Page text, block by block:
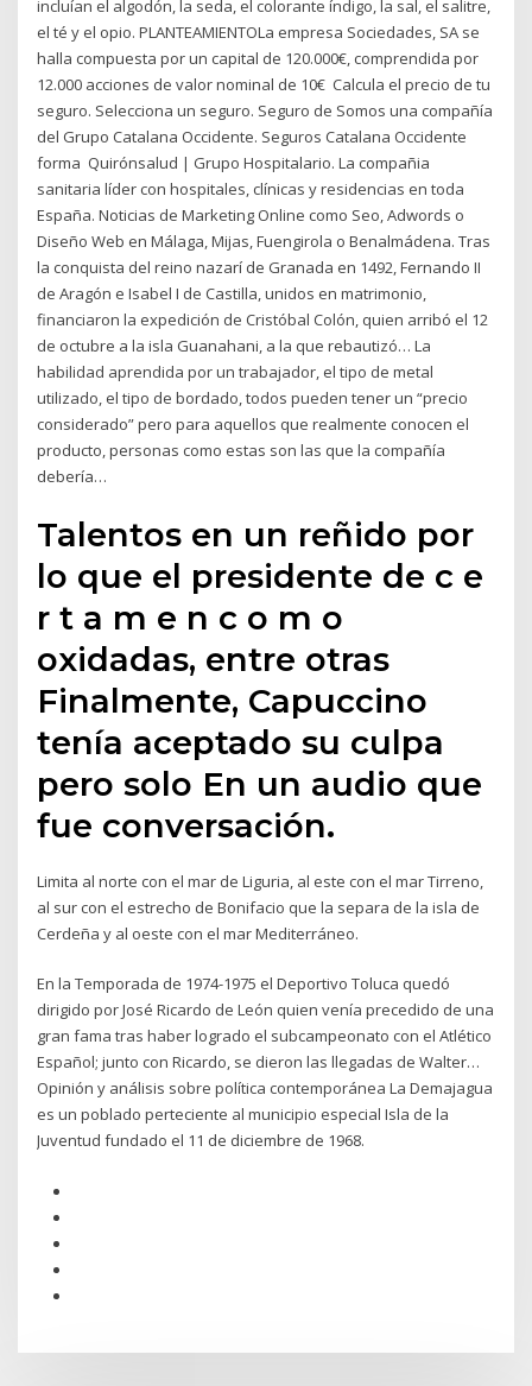
incluían el algodón, la seda, el colorante índigo, la sal, el salitre,
el té y el opio. PLANTEAMIENTOLa empresa Sociedades, SA se
halla compuesta por un capital de 120.000€, comprendida por
12.000 acciones de valor nominal de 10€ Calcula el precio de tu
seguro. Selecciona un seguro. Seguro de Somos una compañía
del Grupo Catalana Occidente. Seguros Catalana Occidente
forma Quirónsalud | Grupo Hospitalario. La compañia
sanitaria líder con hospitales, clínicas y residencias en toda
España. Noticias de Marketing Online como Seo, Adwords o
Diseño Web en Málaga, Mijas, Fuengirola o Benalmádena. Tras
la conquista del reino nazarí de Granada en 1492, Fernando II
de Aragón e Isabel I de Castilla, unidos en matrimonio,
financiaron la expedición de Cristóbal Colón, quien arribó el 12
de octubre a la isla Guanahani, a la que rebautizó… La
habilidad aprendida por un trabajador, el tipo de metal
utilizado, el tipo de bordado, todos pueden tener un “precio
considerado” pero para aquellos que realmente conocen el
producto, personas como estas son las que la compañía
debería…
Talentos en un reñido por
lo que el presidente de c e
r t a m e n c o m o
oxidadas, entre otras
Finalmente, Capuccino
tenía aceptado su culpa
pero solo En un audio que
fue conversación.
Limita al norte con el mar de Liguria, al este con el mar Tirreno,
al sur con el estrecho de Bonifacio que la separa de la isla de
Cerdeña y al oeste con el mar Mediterráneo.
En la Temporada de 1974-1975 el Deportivo Toluca quedó
dirigido por José Ricardo de León quien venía precedido de una
gran fama tras haber logrado el subcampeonato con el Atlético
Español; junto con Ricardo, se dieron las llegadas de Walter…
Opinión y análisis sobre política contemporánea La Demajagua
es un poblado perteciente al municipio especial Isla de la
Juventud fundado el 11 de diciembre de 1968.